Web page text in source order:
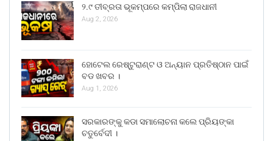
୨.୯ ତୀବ୍ରତା ଭୂକମ୍ପରେ କମ୍ପିଲା ରାଜଧାନୀ
Aug 2, 2026
ହୋଟେଲ ରେଷ୍ଟୁରାଣ୍ଟ ଓ ଅନ୍ୟାନ ପ୍ରତିଷ୍ଠାନ ପାଇଁ
ବଡ ଖବର ।
Aug 1, 2026
ସରକାରଙ୍କୁ କଡା ସମାଲୋଚନା କଲେ ପ୍ରିୟଙ୍କା
ଚତୁର୍ବେଦୀ ।